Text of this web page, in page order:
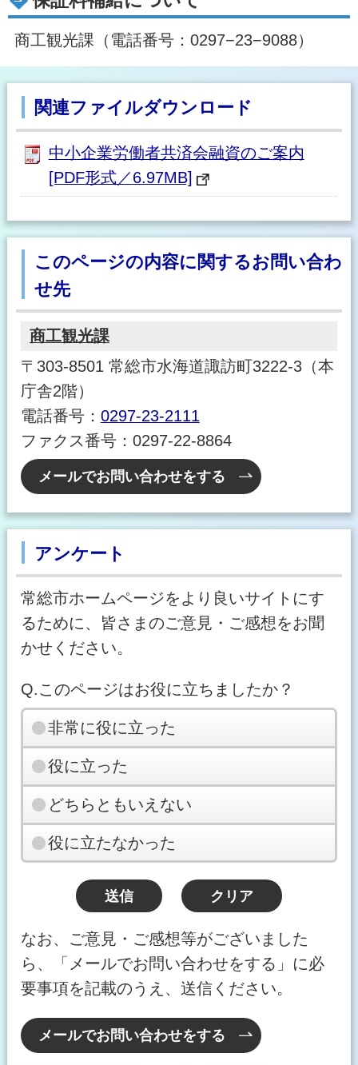
商工観光課（電話番号：0297−23−9088）
関連ファイルダウンロード
中小企業労働者共済会融資のご案内
[PDF形式／6.97MB]
このページの内容に関するお問い合わ
せ先
商工観光課
〒303-8501 常総市水海道諏訪町3222-3（本
庁舎2階）
電話番号： 0297-23-2111
ファクス番号：0297-22-8864
メールでお問い合わせをする
アンケート
常総市ホームページをより良いサイトにす
るために、皆さまのご意見・ご感想をお聞
かせください。
Q.このページはお役に立ちましたか？
非常に役に立った
役に立った
どちらともいえない
役に立たなかった
なお、ご意見・ご感想等がございました
ら、「メールでお問い合わせをする」に必
要事項を記載のうえ、送信ください。
メールでお問い合わせをする